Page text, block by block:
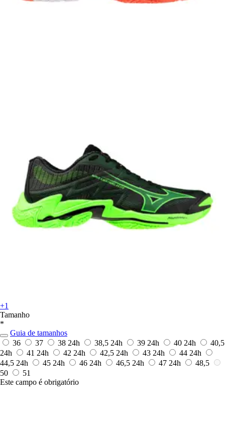
+1
Tamanho
*
Guia de tamanhos
36
37 38 24h 38,5 24h 39 24h 40 24h
40,5
24h
41 24h 42 24h 42,5 24h 43 24h 44 24h
44,5 24h 45 24h 46 24h 46,5 24h 47 24h
48,5
50
51
Este campo é obrigatório